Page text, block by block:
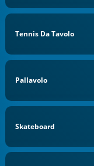
Tennis Da Tavolo
Pallavolo
Skateboard